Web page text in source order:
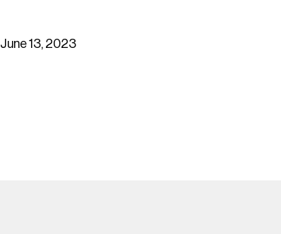
June 13, 2023